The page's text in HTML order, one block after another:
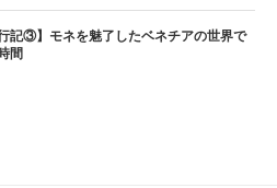
記③】モネを魅了したベネチアの世界で
間